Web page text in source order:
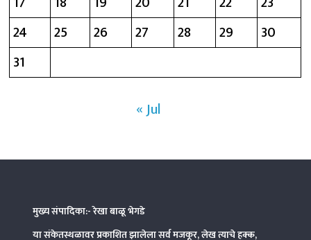
24
25 26 27 28 29
30
31
« Jul
मुख्य संपादिका:- रेखा बाळू भेगडे
या संकेतस्थळावर प्रकाशित झालेला सर्व मजकूर, लेख त्याचे हक्क,